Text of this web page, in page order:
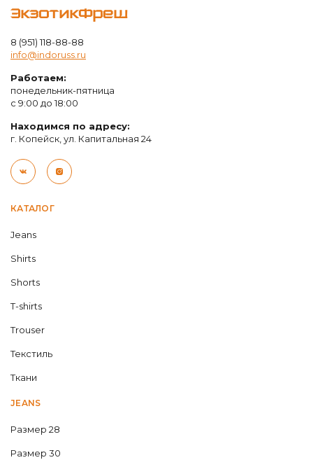
КАТАЛОГ
Jeans
Shirts
Shorts
T-shirts
Trouser
Текстиль
Ткани
JEANS
Размер 28
Размер 30
ЭкзотикФреш
8 (951) 118-88-88
info@indoruss.ru
Работаем:
понедельник-пятница
с 9:00 до 18:00
Находимся по адресу:
г. Копейск, ул. Капитальная 24